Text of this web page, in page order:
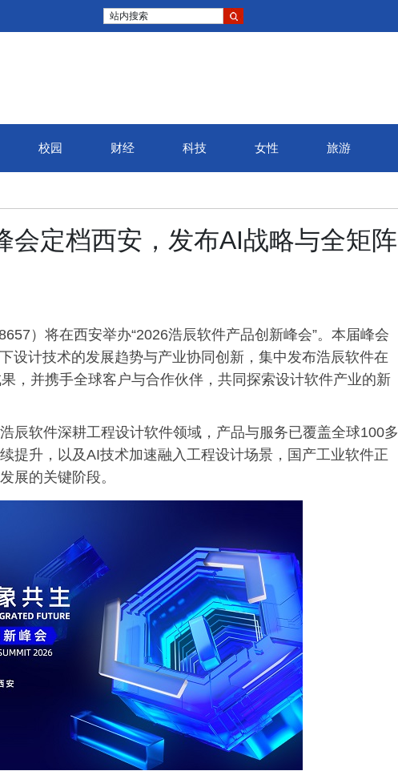
站内搜索
校园 财经 科技 女性 旅游
会定档西安，发布AI战略与全矩阵
）将在西安举办“2026浩辰软件产品创新峰会”。本届峰会
设计技术的发展趋势与产业协同创新，集中发布浩辰软件在
，并携手全球客户与合作伙伴，共同探索设计软件产业的新
辰软件深耕工程设计软件领域，产品与服务已覆盖全球100多
提升，以及AI技术加速融入工程设计场景，国产工业软件正
展的关键阶段。